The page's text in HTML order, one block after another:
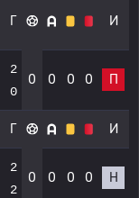
Г И
2
0
0 0 0 0 П
Г И
2
2
0 0 0 0 Н